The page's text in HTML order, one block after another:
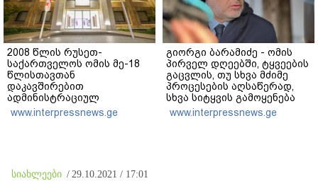
2008 წლის რუსეთ-
საქართველოს ომის მე-18
წლისთავთან
დაკავშირებით
ადმინისტრაციულ
შენობებზე სახელმწიფო
დროშები დაეშვა
www.interpressnews.ge
გიორგი ბარამიძე - ომის
პირველ დღეებში, ტყვეების
გაცვლის, თუ სხვა მძიმე
პროცესების აღსაწერად,
სხვა სიტყვის გამოყენება
აჯობებდა - არასდროს
მითქვამს, რომ ჩვენები
www.interpressnews.ge
სიახლეები / 29.10.2021 / 17:01